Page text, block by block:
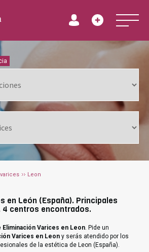
Leon
en León (España). Principales
centros encontrados.
Eliminación Varices en Leon. Pide un
Varices en Leon y serás atendido por los
de la estética de Leon (España).